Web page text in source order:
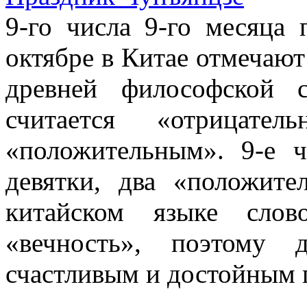
9-го числа 9-го
октябре в Китае
древней философской
считается
«положительным». 9-е
девятки, два
китайском языке
«вечность», поэтому
счастливым и достойным